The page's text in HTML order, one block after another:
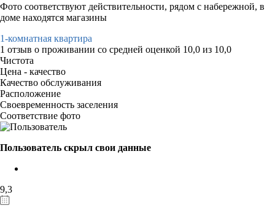
Фото соответствуют действительности, рядом с набережной, в
доме находятся магазины
1-комнатная квартира
1 отзыв о проживании со средней оценкой 10,0 из 10,0
Чистота
Цена - качество
Качество обслуживания
Расположение
Своевременность заселения
Соответствие фото
Пользователь скрыл свои данные
9,3